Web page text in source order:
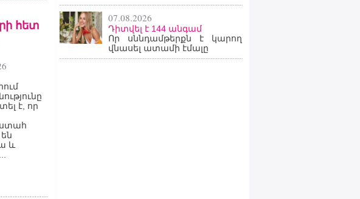
հետ
է, որ
և
07.08.2026
Դիտվել է 144 անգամ
Որ սննդամթերքն է կարող
վնասել ատամի էմալը